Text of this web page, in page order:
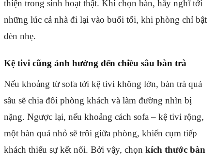
thiện trong sinh hoạt thật. Khi chọn bàn, hãy nghĩ tới
những lúc cả nhà đi lại vào buổi tối, khi phòng chỉ bật
đèn nhẹ.
Kệ tivi cũng ảnh hưởng đến chiều sâu bàn trà
Nếu khoảng từ sofa tới kệ tivi không lớn, bàn trà quá
sâu sẽ chia đôi phòng khách và làm đường nhìn bị
nặng. Ngược lại, nếu khoảng cách sofa – kệ tivi rộng,
một bàn quá nhỏ sẽ trôi giữa phòng, khiến cụm tiếp
khách thiếu sự kết nối. Bởi vậy, chọn kích thước bàn